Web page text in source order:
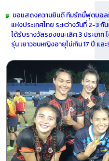
ขอแสดงความยินดี ทีมรักบี้ฟุตบอล
แห่งประเทศไทย ระหว่างวันที่ 2-3
ได้รับรางวัลรองชนะเลิศ 3 ประเภท
รุ่น เยาวชนหญิงอายุไม่เกิน 17 ปี แ